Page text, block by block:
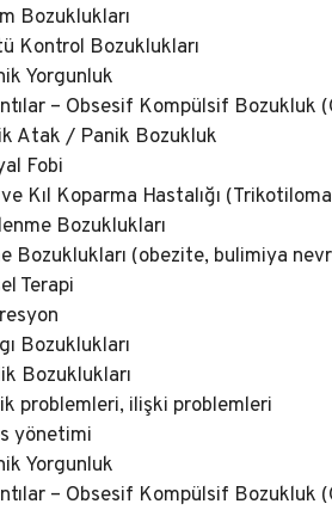
Bozuklukları
Kontrol Bozuklukları
Yorgunluk
– Obsesif Kompülsif Bozukluk
Atak / Panik Bozukluk
Fobi
Kıl Koparma Hastalığı
Bozuklukları
Bozuklukları (obezite, bulimiya
Terapi
Bozuklukları
Bozuklukları
problemleri, ilişki problemleri
yönetimi
Yorgunluk
– Obsesif Kompülsif Bozukluk